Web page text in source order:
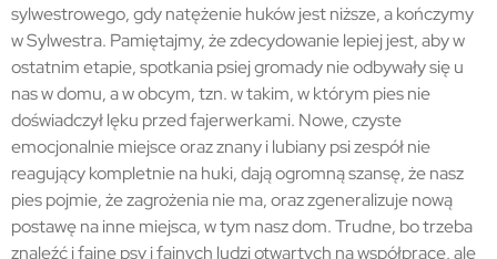
sylwestrowego, gdy natężenie huków jest niższe, a kończymy
w Sylwestra. Pamiętajmy, że zdecydowanie lepiej jest, aby w
ostatnim etapie, spotkania psiej gromady nie odbywały się u
nas w domu, a w obcym, tzn. w takim, w którym pies nie
doświadczył lęku przed fajerwerkami. Nowe, czyste
emocjonalnie miejsce oraz znany i lubiany psi zespół nie
reagujący kompletnie na huki, dają ogromną szansę, że nasz
pies pojmie, że zagrożenia nie ma, oraz zgeneralizuje nową
postawę na inne miejsca, w tym nasz dom. Trudne, bo trzeba
znaleźć i fajne psy i fajnych ludzi otwartych na współpracę, ale